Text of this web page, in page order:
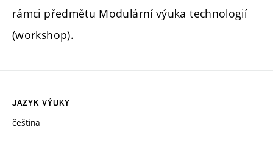
rámci předmětu Modulární výuka technologií
(workshop).
JAZYK VÝUKY
čeština